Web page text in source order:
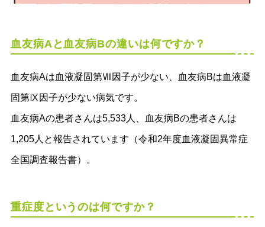
血友病Aと血友病Bの違いは何ですか？
血友病Aは血液凝固第Ⅷ因子が少ない、血友病Bは血液凝
固第Ⅸ因子が少ない病気です。
血友病Aの患者さんは5,533人、血友病Bの患者さんは
1,205人と報告されています（令和2年度血液凝固異常症
全国調査報告書）。
重症度というのは何ですか？